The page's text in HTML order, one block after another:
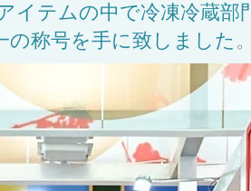
アイテムの中で冷凍冷蔵
の称号を手に致しました 。